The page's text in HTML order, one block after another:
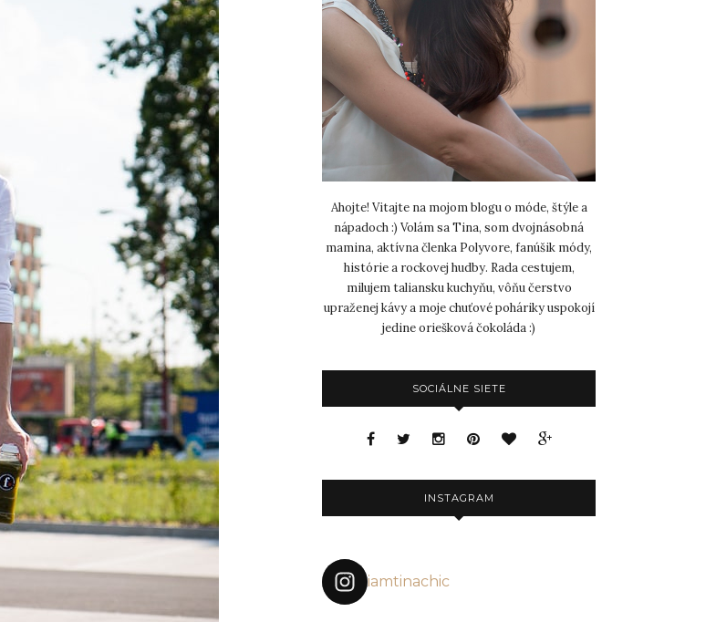
Ahojte! Vitajte na mojom blogu o móde, štýle a
nápadoch :) Volám sa Tina, som dvojnásobná
mamina, aktívna členka Polyvore, fanúšik módy,
histórie a rockovej hudby. Rada cestujem,
milujem taliansku kuchyňu, vôňu čerstvo
upraženej kávy a moje chuťové poháriky uspokojí
jedine oriešková čokoláda :)
SOCIÁLNE SIETE
INSTAGRAM
iamtinachic